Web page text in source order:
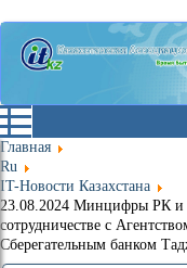
Главная
Ru
IT-Новости Казахстана
23.08.2024 Минцифры РК и
сотрудничестве с
Сберегательным банком